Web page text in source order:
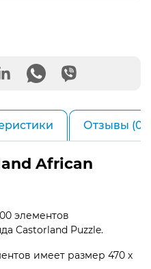
Отзывы (0)
African
элементов
Castorland Puzzle.
имеет размер 470 х